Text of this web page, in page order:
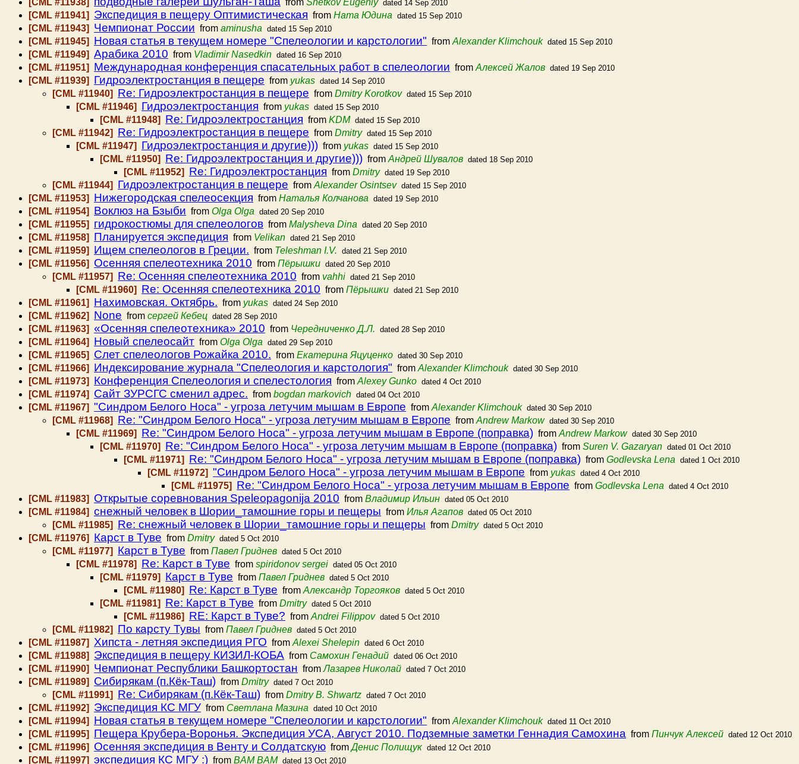
[CML #11938] from Snetkov Eugeniy dated 14 Sep 2010
[CML #11941] Экспедиция в пещеру Оптимистическая from Ната Юдина dated 15 Sep 2010
[CML #11943] Чемпионат России from aminusha dated 15 Sep 2010
[CML #11945] Новая статья в текущем номере "Спелеологии и карстологии" from Alexander Klimchouk dated 15 Sep 2010
[CML #11949] Арабика 2010 from Vladimir Nasedkin dated 16 Sep 2010
[CML #11951] Международная конференция спасательных работ в спелеологии from Алексей Жалов dated 19 Sep 2010
[CML #11939] Гидроэлектростанция в пещере from yukas dated 14 Sep 2010
[CML #11940] Re: Гидроэлектростанция в пещере from Dmitry Korotkov dated 15 Sep 2010
[CML #11946] Гидроэлектростанция from yukas dated 15 Sep 2010
[CML #11948] Re: Гидроэлектростанция from KDM dated 15 Sep 2010
[CML #11942] Re: Гидроэлектростанция в пещере from Dmitry dated 15 Sep 2010
[CML #11947] Гидроэлектростанция и другие))) from yukas dated 15 Sep 2010
[CML #11950] Re: Гидроэлектростанция и другие))) from Андрей Шувалов dated 18 Sep 2010
[CML #11952] Re: Гидроэлектростанция from Dmitry dated 19 Sep 2010
[CML #11944] Гидроэлектростанция в пещере from Alexander Osintsev dated 15 Sep 2010
[CML #11953] Нижегородская спелеосекция from Наталья Колчанова dated 19 Sep 2010
[CML #11954] Воклюз на Бзыби from Olga Olga dated 20 Sep 2010
[CML #11955] гидрокостюмы для спелеологов from Malysheva Dina dated 20 Sep 2010
[CML #11958] Планируется экспедиция from Velikan dated 21 Sep 2010
[CML #11959] Ищем спелеологов в Греции. from Teleshman I.V. dated 21 Sep 2010
[CML #11956] Осенняя спелеотехника 2010 from Пёрышки dated 20 Sep 2010
[CML #11957] Re: Осенняя спелеотехника 2010 from vahhi dated 21 Sep 2010
[CML #11960] Re: Осенняя спелеотехника 2010 from Пёрышки dated 21 Sep 2010
[CML #11961] Нахимовская. Октябрь. from yukas dated 24 Sep 2010
[CML #11962] None from сергей Кебец dated 28 Sep 2010
[CML #11963] «Осенняя спелеотехника» 2010 from Чередниченко Д.Л. dated 28 Sep 2010
[CML #11964] Новый спелеосайт from Olga Olga dated 29 Sep 2010
[CML #11965] Слет спелеологов Рожайка 2010. from Екатерина Яцуценко dated 30 Sep 2010
[CML #11966] Индексирование журнала "Спелеология и карстология" from Alexander Klimchouk dated 30 Sep 2010
[CML #11973] Конференция Спелеология и спелестология from Alexey Gunko dated 4 Oct 2010
[CML #11974] Сайт ЗУРСГС сменил адрес. from bogdan markovich dated 04 Oct 2010
[CML #11967] "Синдром Белого Носа" - угроза летучим мышам в Европе from Alexander Klimchouk dated 30 Sep 2010
[CML #11968] Re: "Синдром Белого Носа" - угроза летучим мышам в Европе from Andrew Markow dated 30 Sep 2010
[CML #11969] Re: "Синдром Белого Носа" - угроза летучим мышам в Европе (поправка) from Andrew Markow dated 30 Sep 2010
[CML #11970] Re: "Синдром Белого Носа" - угроза летучим мышам в Европе (поправка) from Suren V. Gazaryan dated 01 Oct 2010
[CML #11971] Re: "Синдром Белого Носа" - угроза летучим мышам в Европе (поправка) from Godlevska Lena dated 1 Oct 2010
[CML #11972] "Синдром Белого Носа" - угроза летучим мышам в Европе from yukas dated 4 Oct 2010
[CML #11975] Re: "Синдром Белого Носа" - угроза летучим мышам в Европе from Godlevska Lena dated 4 Oct 2010
[CML #11983] Открытые соревнования Speleopagonija 2010 from Владимир Ильин dated 05 Oct 2010
[CML #11984] снежный человек в Шории_тамошние горы и пещеры from Илья Агапов dated 05 Oct 2010
[CML #11985] Re: снежный человек в Шории_тамошние горы и пещеры from Dmitry dated 5 Oct 2010
[CML #11976] Карст в Туве from Dmitry dated 5 Oct 2010
[CML #11977] Карст в Туве from Павел Гриднев dated 5 Oct 2010
[CML #11978] Re: Карст в Туве from spiridonov sergei dated 05 Oct 2010
[CML #11979] Карст в Туве from Павел Гриднев dated 5 Oct 2010
[CML #11980] Re: Карст в Туве from Александр Торгояков dated 5 Oct 2010
[CML #11981] Re: Карст в Туве from Dmitry dated 5 Oct 2010
[CML #11986] RE: Карст в Туве? from Andrei Filippov dated 5 Oct 2010
[CML #11982] По карсту Тувы from Павел Гриднев dated 5 Oct 2010
[CML #11987] Хипста - летняя экспедиция РГО from Alexei Shelepin dated 6 Oct 2010
[CML #11988] Экспедиция в пещеру КИЗИЛ-КОБА from Самохин Генадий dated 06 Oct 2010
[CML #11990] Чемпионат Республики Башкортостан fromЛазарев Николай dated 7 Oct 2010
[CML #11989] Сибирякам (п.Кёк-Таш) from Dmitry dated 7 Oct 2010
[CML #11991] Re: Сибирякам (п.Кёк-Таш) from Dmitry B. Shwartz dated 7 Oct 2010
[CML #11992] Экспедиция КС МГУ from Светлана Мазина dated 10 Oct 2010
[CML #11994] Новая статья в текущем номере "Спелеологии и карстологии" from Alexander Klimchouk dated 11 Oct 2010
[CML #11995] Пещера Крубера-Воронья. Экспедиция УСА, Август 2010. Подземные заметки Геннадия Самохина from Пинчук Алексей dated 12 Oct 2010
[CML #11996] Осенняя экспедиция в Венту и Солдатскую fromДенис Полищук dated 12 Oct 2010
[CML #11997] экспедиция КС МГУ :) from BAM BAM dated 13 Oct 2010